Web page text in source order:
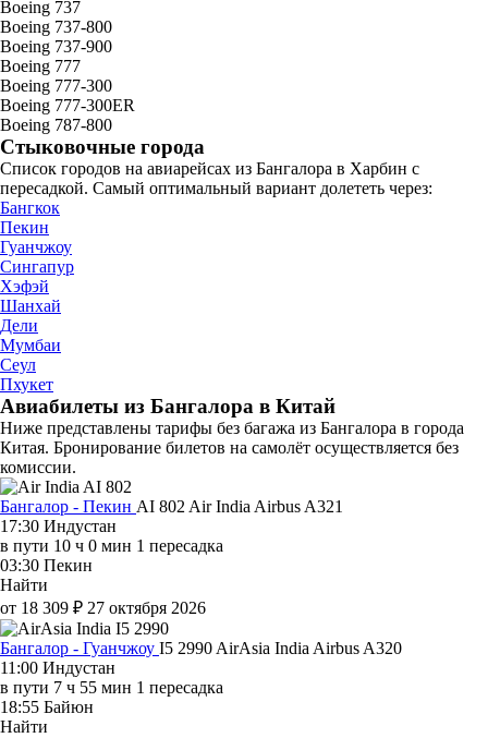
Boeing 737
Boeing 737-800
Boeing 737-900
Boeing 777
Boeing 777-300
Boeing 777-300ER
Boeing 787-800
Стыковочные города
Список городов на авиарейсах из Бангалора в Харбин с
пересадкой. Самый оптимальный вариант долететь через:
Бангкок
Пекин
Гуанчжоу
Сингапур
Хэфэй
Шанхай
Дели
Мумбаи
Сеул
Пхукет
Авиабилеты из Бангалора в Китай
Ниже представлены тарифы без багажа из Бангалора в города
Китая. Бронирование билетов на самолёт осуществляется без
комиссии.
Бангалор - Пекин AI 802 Air India Airbus A321
17:30 Индустан
в пути 10 ч 0 мин 1 пересадка
03:30 Пекин
Найти
от 18 309 ₽ 27 октября 2026
Бангалор - Гуанчжоу I5 2990 AirAsia India Airbus A320
11:00 Индустан
в пути 7 ч 55 мин 1 пересадка
18:55 Байюн
Найти